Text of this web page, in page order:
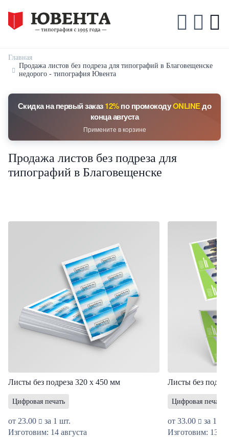
Главная
Продажа листов без подреза для типографий в Благовещенске
недорого - типография Ювента
Скидка на первый заказ12%по промокодуONLINEдо
конца августа
Примените в корзине
Продажа листов без подреза для
типографий в Благовещенске
Листы без подреза 320 х 450 мм
Цифровая печать
от 23.00
за 1 шт.
Изготовим: 14 августа
Листы без
Цифровая печать
от 33.00
за 1
Изготовим: 13